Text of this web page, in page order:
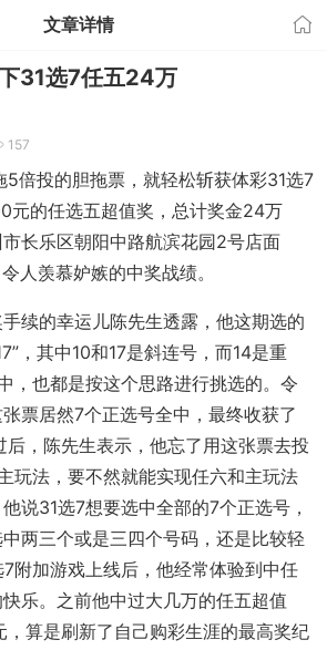
文章详情
31选7任五24万
157
投的胆拖票，就轻松斩获体彩31选7
元的任选五超值奖，总计奖金24万
长乐区朝阳中路航滨花园2号店面
人羡慕妒嫉的中奖战绩。
的幸运儿陈先生透露，他这期选的
，其中10和17是斜连号，而14是重
，也都是按这个思路进行挑选的。令
票居然7个正选号全中，最终收获了
，陈先生表示，他忘了用这张票去投
玩法，要不然就能实现任六和主玩法
说31选7想要选中全部的7个正选号，
两三个或是三四个号码，还是比较轻
附加游戏上线后，他经常体验到中任
乐。之前他中过大几万的任五超值
算是刷新了自己购彩生涯的最高奖纪